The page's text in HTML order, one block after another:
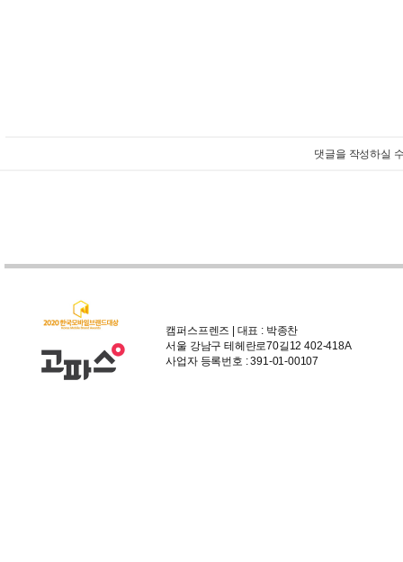
댓글을 작성하실
캠퍼스프렌즈 | 대표 : 박종찬
서울 강남구 테헤란로70길12 402-418A
사업자 등록번호 : 391-01-00107